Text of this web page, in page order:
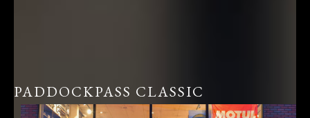
PADDOCKPASS CLASSIC